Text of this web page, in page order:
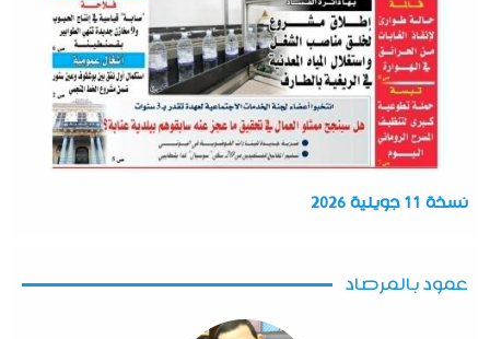
نسخة 11 جويلية 2026
عمود بالمرصاد